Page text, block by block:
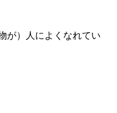
が）人によくなれてい